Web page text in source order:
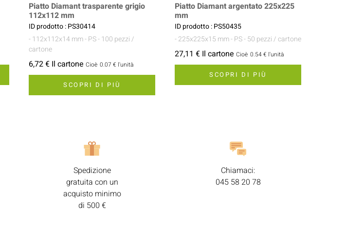
Piatto Diamant trasparente grigio
112x112 mm
ID prodotto : PS30414
- 112x112x14 mm- PS- 100 pezzi /
cartone
6,72 € Il cartone Cioè 0.07 € l'unità
SCOPRI DI PIÙ
Piatto Diamant argentato 225x225
mm
ID prodotto : PS50435
- 225x225x15 mm- PS- 50 pezzi / cartone
27,11 € Il cartone Cioè 0.54 € l'unità
SCOPRI DI PIÙ
Spedizione
gratuita con un
acquisto minimo
di 500 €
Chiamaci:
045 58 20 78